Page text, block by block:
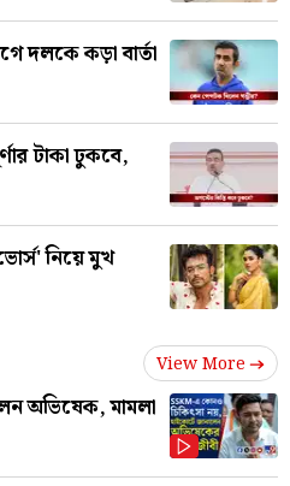
দলকে কড়া বার্তা
টাকা ঢুকবে,
নিয়ে মুখ
View More
অভিষেক, মামলা